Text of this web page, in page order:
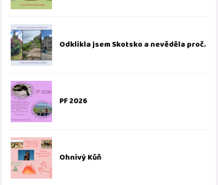
Odklikla jsem Skotsko a nevěděla proč.
PF 2026
Ohnivý Kůň